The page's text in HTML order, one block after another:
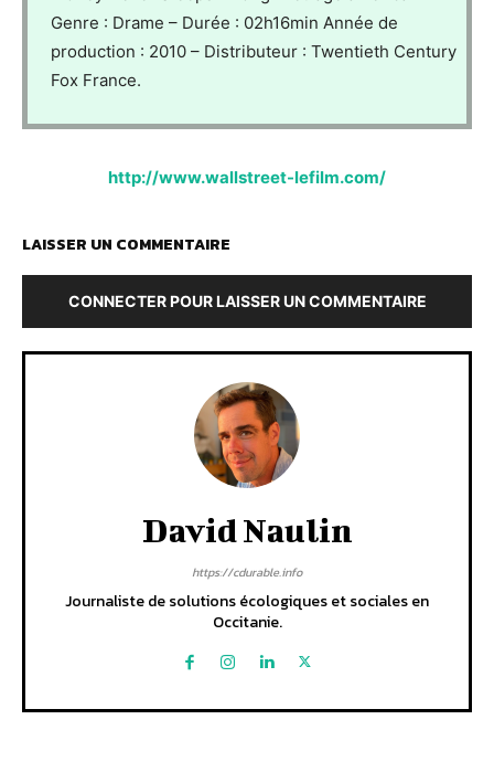
Genre : Drame – Durée : 02h16min Année de
production : 2010 – Distributeur : Twentieth Century
Fox France.
http://www.wallstreet-lefilm.com/
LAISSER UN COMMENTAIRE
CONNECTER POUR LAISSER UN COMMENTAIRE
David Naulin
https://cdurable.info
Journaliste de solutions écologiques et sociales en
Occitanie.